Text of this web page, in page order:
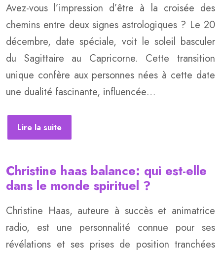
Avez-vous l’impression d’être à la croisée des
chemins entre deux signes astrologiques ? Le 20
décembre, date spéciale, voit le soleil basculer
du Sagittaire au Capricorne. Cette transition
unique confère aux personnes nées à cette date
une dualité fascinante, influencée…
Lire la suite
Christine haas balance: qui est-elle
dans le monde spirituel ?
Christine Haas, auteure à succès et animatrice
radio, est une personnalité connue pour ses
révélations et ses prises de position tranchées